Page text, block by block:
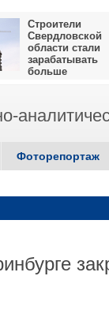
Строители
Свердловской
области стали
зарабатывать
больше
Фоторепортаж